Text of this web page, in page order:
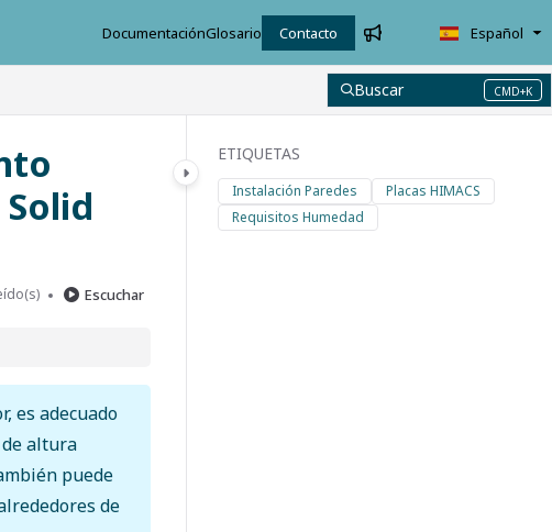
DocumentaciónGlosario Contacto Español
Buscar CMD+K
Press CMD+K to open search
Escuchar
es adecuado
altura
puede
de
ETIQUETAS
Instalación Paredes
Placas HIMACS
Requisitos Humedad